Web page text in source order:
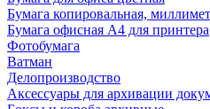
Бумага копировальная,
Бумага офисная А4 для принтера
Фотобумага
Ватман
Делопроизводство
Аксессуары для архивации